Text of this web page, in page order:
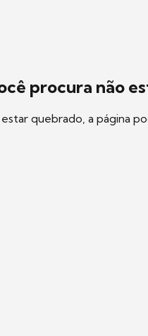
procura não
quebrado, a página